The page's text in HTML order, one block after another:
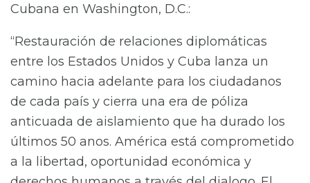
Cubana en Washington, D.C.:
“Restauración de relaciones diplomáticas
entre los Estados Unidos y Cuba lanza un
camino hacia adelante para los ciudadanos
de cada país y cierra una era de póliza
anticuada de aislamiento que ha durado los
últimos 50 anos. América está comprometido
a la libertad, oportunidad económica y